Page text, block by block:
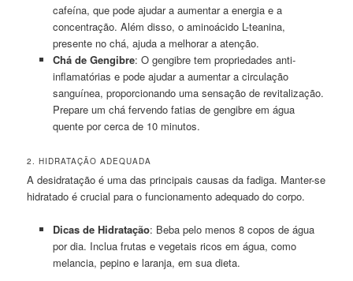
cafeína, que pode ajudar a aumentar a energia e a
concentração. Além disso, o aminoácido L-teanina,
presente no chá, ajuda a melhorar a atenção.
Chá de Gengibre: O gengibre tem propriedades anti-
inflamatórias e pode ajudar a aumentar a circulação
sanguínea, proporcionando uma sensação de revitalização.
Prepare um chá fervendo fatias de gengibre em água
quente por cerca de 10 minutos.
2. HIDRATAÇÃO ADEQUADA
A desidratação é uma das principais causas da fadiga. Manter-se
hidratado é crucial para o funcionamento adequado do corpo.
Dicas de Hidratação: Beba pelo menos 8 copos de água
por dia. Inclua frutas e vegetais ricos em água, como
melancia, pepino e laranja, em sua dieta.